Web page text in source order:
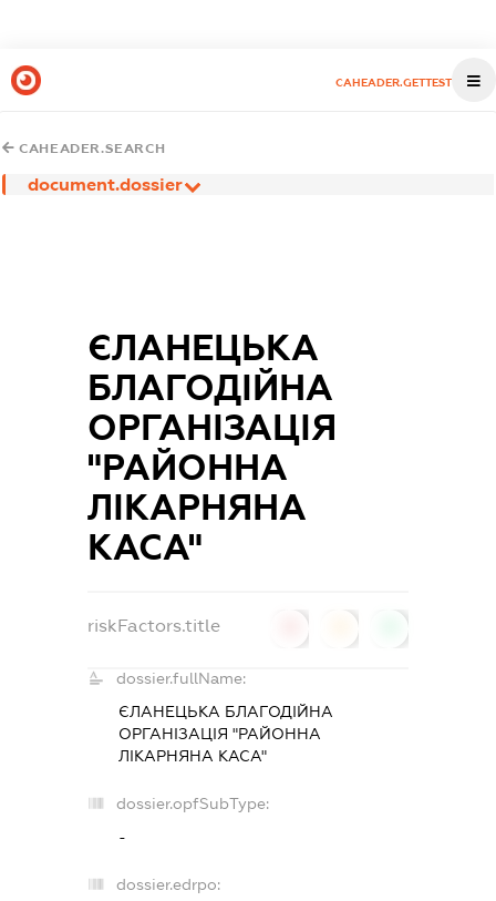
CAHEADER.GETTEST
CAHEADER.SEARCH
document.dossier
ЄЛАНЕЦЬКА
БЛАГОДІЙНА
ОРГАНІЗАЦІЯ
"РАЙОННА
ЛІКАРНЯНА
КАСА"
riskFactors.title
dossier.fullName:
ЄЛАНЕЦЬКА БЛАГОДІЙНА
ОРГАНІЗАЦІЯ "РАЙОННА
ЛІКАРНЯНА КАСА"
dossier.opfSubType:
-
dossier.edrpo: